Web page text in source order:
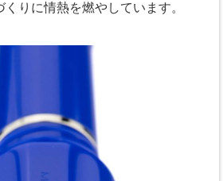
りに情熱を燃やしています。